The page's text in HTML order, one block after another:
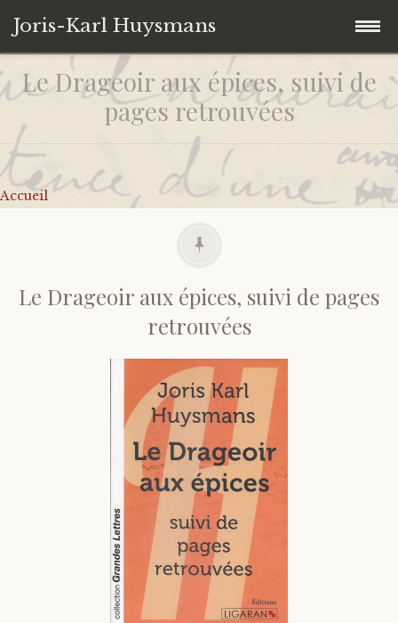
Joris-Karl Huysmans
Accéder
au
contenu
principal
Accueil
Collection personnelle
Ouvrages
Catalogues d’expositions
Correspondances
Langues étrangères
Univers Huysmansiens
Le Drageoir aux épices, suivi de
pages retrouvées
Accueil
Le Drageoir aux épices, suivi de pages
retrouvées